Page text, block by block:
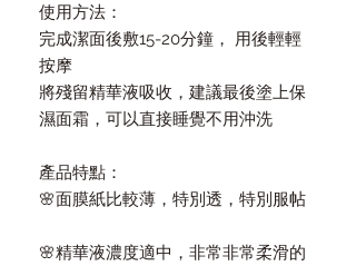
使用方法：
完成潔面後敷15-20分鐘， 用後輕輕
按摩
將殘留精華液吸收，建議最後塗上保
濕面霜，可以直接睡覺不用沖洗
產品特點：
🌸面膜紙比較薄，特別透，特別服帖
🌸精華液濃度適中，非常非常柔滑的